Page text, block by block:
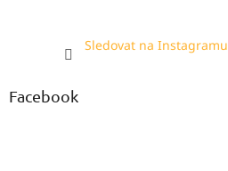
Sledovat na Instagramu
Facebook